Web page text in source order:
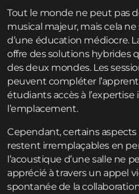
Tout le monde ne peut pas
musical majeur, mais cela
d’une éducation médiocre.
offre des solutions hybrides
des deux mondes. Les
peuvent compléter
étudiants accès à
l’emplacement.
Cependant, certains
restent irremplaçables en
l’acoustique d’une salle ne
apprécié à travers un appel
spontanée de la